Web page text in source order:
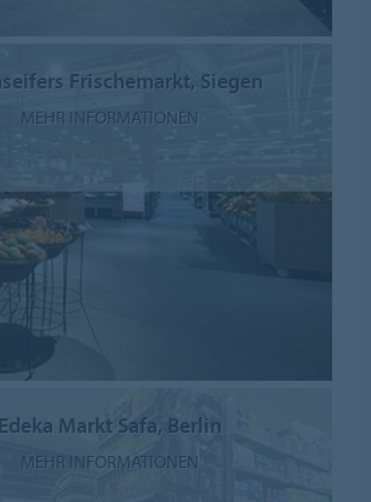
Frischemarkt, Siegen
MEHR INFORMATIONEN
Edeka Markt Safa, Berlin
MEHR INFORMATIONEN